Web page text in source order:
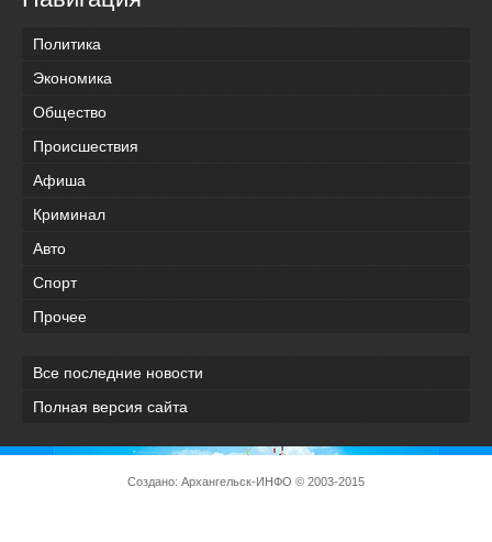
Политика
Экономика
Общество
Происшествия
Афиша
Криминал
Авто
Спорт
Прочее
Все последние новости
Полная версия сайта
Создано: Архангельск-ИНФО © 2003-2015